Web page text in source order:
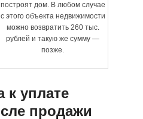
построят дом. В любом случае
с этого объекта недвижимости
можно возвратить 260 тыс.
рублей и такую же сумму —
позже.
к уплате
продажи